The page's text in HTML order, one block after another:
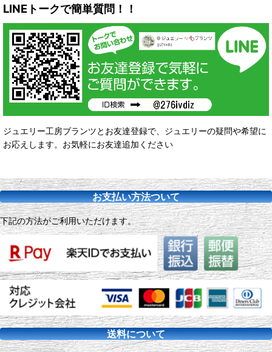
LINEトークで簡単質問！！
ジュエリー工房ブランツとお友達登録で、ジュエリーの疑問や希望に
お応えします。お気軽にお友達追加ください
お支払い方法ついて
下記の方法がご利用いただけます。
送料について